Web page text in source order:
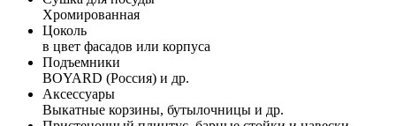
Хромированная
Цоколь
в цвет фасадов или корпуса
Подъемники
BOYARD (Россия) и др.
Аксессуары
Выкатные корзины, бутылочницы и др.